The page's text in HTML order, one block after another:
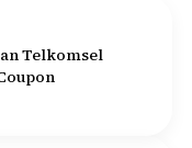
Telkomsel